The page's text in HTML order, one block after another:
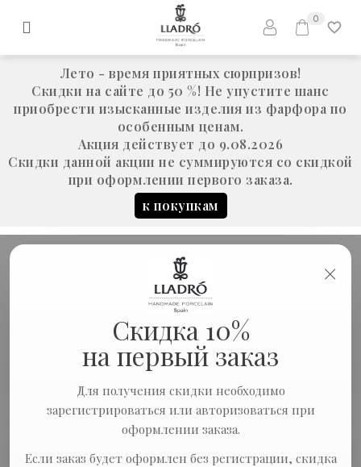
Лето - время приятных сюрпризов!
Скидки на сайте до 50 %! Не упустите шанс
приобрести изысканные изделия из фарфора по
особенным ценам.
Акция действует до 9.08.2026
Скидки данной акции не суммируются со скидкой
при оформлении первого заказа.
к покупкам
0
×
Скидка 10%
на первый заказ
Для получения скидки необходимо
зарегистрироваться или авторизоваться при
оформлении заказа.
Если заказ будет оформлен без регистрации, скидка
ПОДАРКИ ДЛЯ МУЖЧИН - СТРАНИЦА
5
Подарки для мужчин
Сортировка: